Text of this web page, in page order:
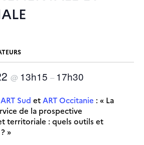
@ 13h15 – 17h30
ART Sud etART Occitanie : « La
de la prospective
territoriale : quels outils et
»